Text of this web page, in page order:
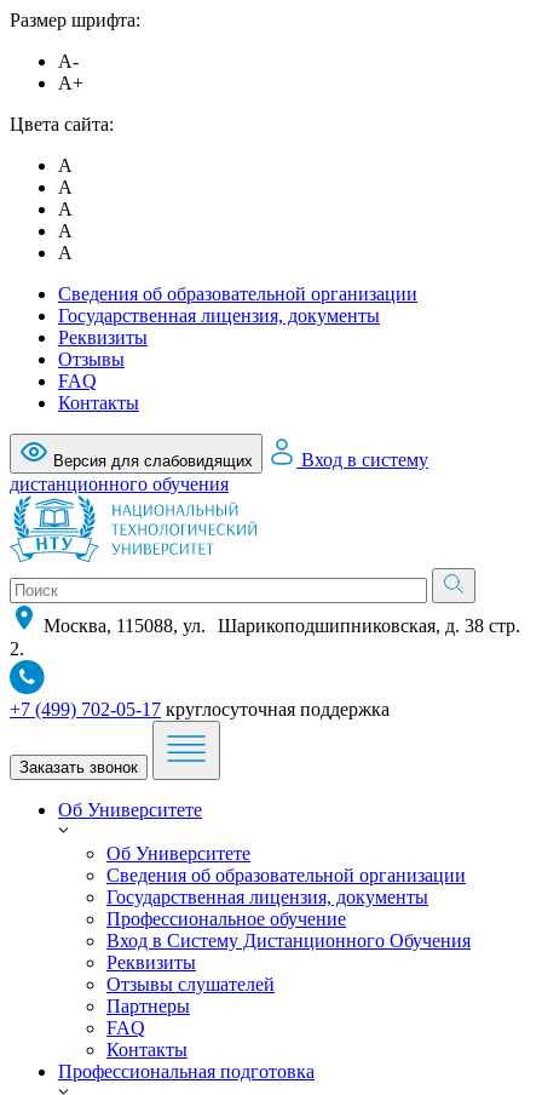
Размер шрифта:
A-
A+
Цвета сайта:
A
A
A
A
A
Сведения об образовательной организации
Государственная лицензия, документы
Реквизиты
Отзывы
FAQ
Контакты
Версия для слабовидящих
Вход в систему
дистанционного обучения
Москва, 115088, ул. Шарикоподшипниковская, д. 38 стр.
2.
+7 (499) 702-05-17 круглосуточная поддержка
Заказать звонок
Об Университете
Об Университете
Сведения об образовательной организации
Государственная лицензия, документы
Профессиональное обучение
Вход в Систему Дистанционного Обучения
Реквизиты
Отзывы слушателей
Партнеры
FAQ
Контакты
Профессиональная подготовка